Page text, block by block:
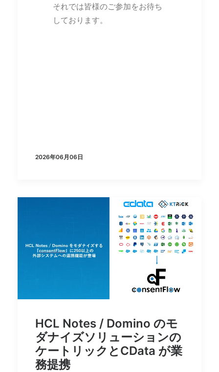
それでは皆様のご参加をお待ち
しております。
2026年06月06日
HCL Notes / Domino のモ
ダナイズソリューションの
ケートリックとCData が業
務提携